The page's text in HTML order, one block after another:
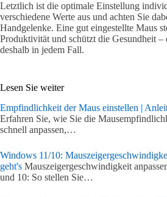
Letztlich ist die optimale Einstellung
verschiedene Werte aus und achten Sie
Handgelenke. Eine gut eingestellte Maus
Produktivität und schützt die Gesundheit –
deshalb in jedem Fall.
Lesen Sie weiter
Empfindlichkeit der Maus einstellen |
Erfahren Sie, wie Sie die
schnell anpassen,…
Windows 11/10:
geht's Mauszeigergeschwindigkeit
und 10: So stellen Sie…